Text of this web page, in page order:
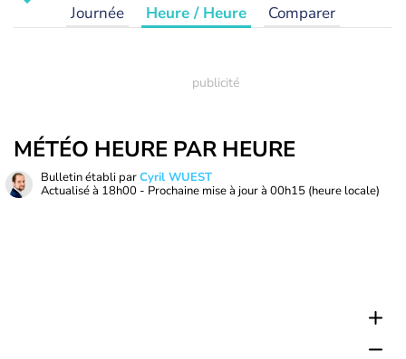
Journée Heure / Heure Comparer
MÉTÉO HEURE PAR HEURE
Bulletin établi parCyril WUEST
Actualisé à 18h00 - Prochaine mise à jour à 00h15 (heure locale)